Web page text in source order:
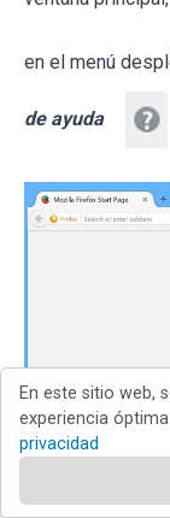
en el menú
de ayuda
En este sitio web,
experiencia
privacidad